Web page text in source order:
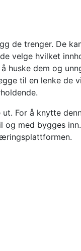
de trenger. De
velge hvilket
huske dem og
til en lenke de
For å knytte
og med bygges